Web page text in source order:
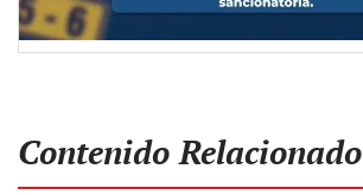
Contenido Relacionado